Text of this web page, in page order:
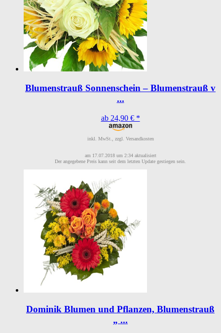
Blumenstrauß Sonnenschein – Blumenstrauß v
...
ab 24,90 € *
inkl. MwSt., zzgl. Versandkosten
am 17.07.2018 um 2:34 aktualisiert
Der angegebene Preis kann seit dem letzten Update gestiegen sein.
Dominik Blumen und Pflanzen, Blumenstrauß
„ ...